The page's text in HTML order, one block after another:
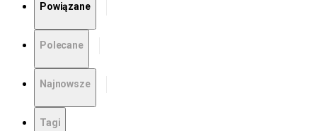
Powiązane
Polecane
Najnowsze
Tagi